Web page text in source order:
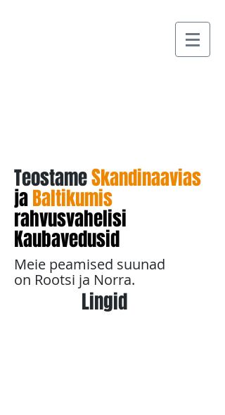
Lingid
TeostameSkandinaavias
jaBaltikumis
rahvusvahelisi
Kaubavedusid
Meie peamised suunad
on Rootsi ja Norra.